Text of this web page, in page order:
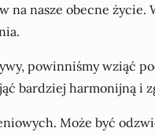
na nasze obecne
powinniśmy wziąć
bardziej harmonijną i
Może być